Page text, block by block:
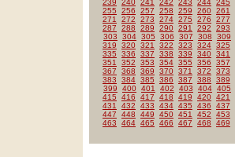
239
240 241 242 243 244 245
255
256 257 258 259 260 261
271
272 273 274 275 276
277
287
288 289 290 291 292
293
303
304 305 306 307 308
309
319
320 321 322 323 324 325
335
336 337 338 339 340 341
351
352 353 354 355 356
357
367
368 369 370 371 372
373
383
384 385 386 387 388
389
399
400 401 402 403 404 405
415
416 417 418 419 420 421
431
432 433 434 435 436
437
447
448 449 450 451 452
453
463
464 465 466 467 468 469